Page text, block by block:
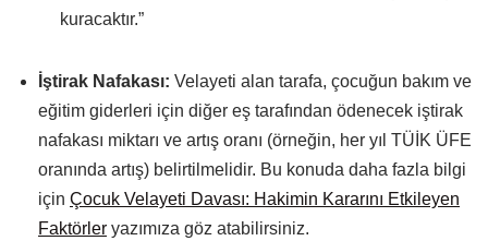
kuracaktır.”
İştirak Nafakası: Velayeti alan tarafa, çocuğun bakım ve
eğitim giderleri için diğer eş tarafından ödenecek iştirak
nafakası miktarı ve artış oranı (örneğin, her yıl TÜİK ÜFE
oranında artış) belirtilmelidir. Bu konuda daha fazla bilgi
için Çocuk Velayeti Davası: Hakimin Kararını Etkileyen
Faktörler yazımıza göz atabilirsiniz.